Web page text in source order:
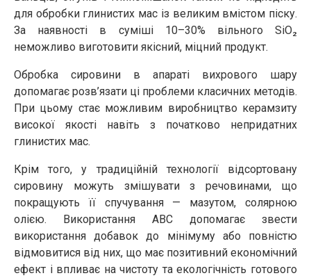
для обробки глинистих мас із великим вмістом піску.
За наявності в суміші 10–30% вільного SiO₂
неможливо виготовити якісний, міцний продукт.
Обробка сировини в апараті вихрового шару
допомагає розв’язати ці проблеми класичних методів.
При цьому стає можливим виробництво керамзиту
високої якості навіть з початково непридатних
глинистих мас.
Крім того, у традиційній технології відсортовану
сировину можуть змішувати з речовинами, що
покращують її спучування — мазутом, солярною
олією. Використання АВС допомагає звести
використання добавок до мінімуму або повністю
відмовитися від них, що має позитивний економічний
ефект і впливає на чистоту та екологічність готового